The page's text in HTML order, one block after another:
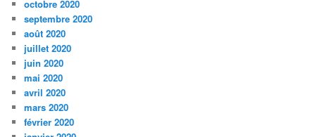
octobre 2020
septembre 2020
août 2020
juillet 2020
juin 2020
mai 2020
avril 2020
mars 2020
février 2020